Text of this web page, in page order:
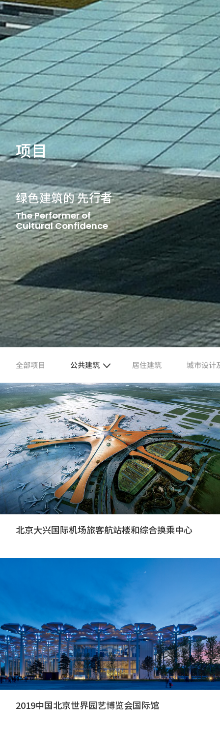
项目
文化自信的 演绎者
The Performer of
Cultural Confidence
全部项目 公共建筑 居住建筑 城市设计
北京大兴国际机场旅客航站楼和综合换乘中心
2019中国北京世界园艺博览会国际馆